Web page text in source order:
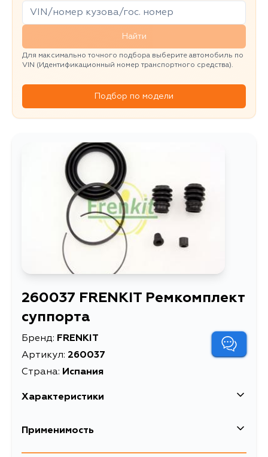
Найти
Для максимально точного подбора выберите автомобиль по
VIN (Идентификационный номер транспортного средства).
Подбор по модели
260037 FRENKIT Ремкомплект
суппорта
Бренд: FRENKIT
Артикул: 260037
Страна: Испания
Характеристики
EAN-13
Применимость